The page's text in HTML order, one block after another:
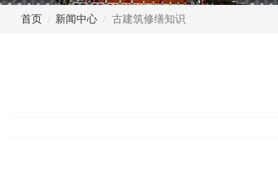
首页 新闻中心 古建筑修缮知识